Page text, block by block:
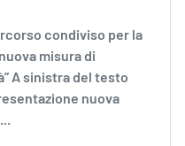
condiviso per la
misura di
A sinistra del testo
nuova